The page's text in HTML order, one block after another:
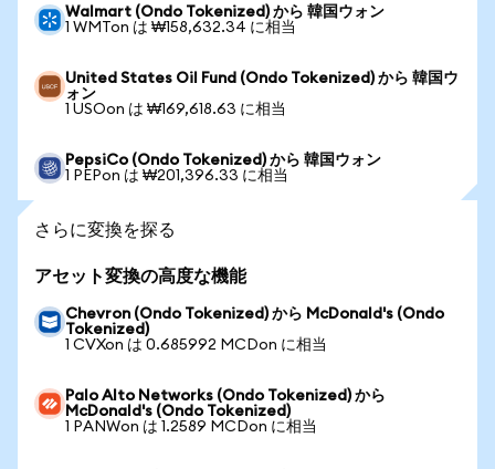
Walmart (Ondo Tokenized) から 韓国ウォン
1 WMTon は ₩158,632.34 に相当
United States Oil Fund (Ondo Tokenized) から 韓国ウ
ォン
1 USOon は ₩169,618.63 に相当
PepsiCo (Ondo Tokenized) から 韓国ウォン
1 PEPon は ₩201,396.33 に相当
さらに変換を探る
アセット変換の高度な機能
Chevron (Ondo Tokenized) から McDonald's (Ondo
Tokenized)
1 CVXon は 0.685992 MCDon に相当
Palo Alto Networks (Ondo Tokenized) から
McDonald's (Ondo Tokenized)
1 PANWon は 1.2589 MCDon に相当